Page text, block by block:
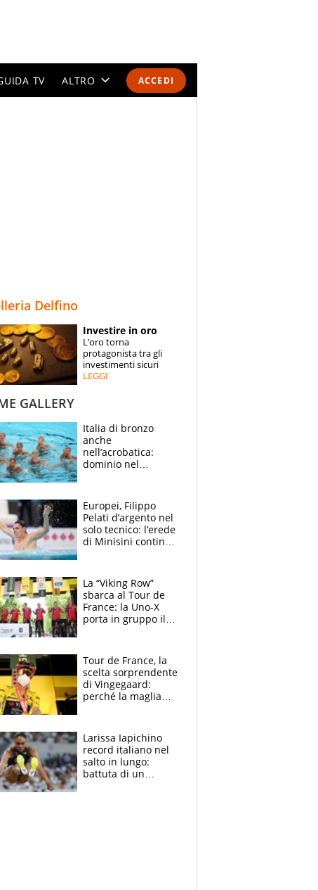
ACCEDI
TV ALTRO
SPECIALI
ESPERTI
Delfino
Investire in oro
L’oro torna
protagonista tra gli
investimenti sicuri
LEGGI
GALLERY
Italia di bronzo
anche
nell’acrobatica:
dominio nel
e compagni
continuare
Europei, Filippo
Pelati d’argento nel
solo tecnico: l’erede
di Minisini continua
mirino
La “Viking Row”
sbarca al Tour de
France: la Uno-X
porta in gruppo il
compagni
Tour de France, la
scelta sorprendente
di Vingegaard:
perché la maglia
rischio da evitare
Larissa Iapichino
record italiano nel
salto in lungo:
battuta di un